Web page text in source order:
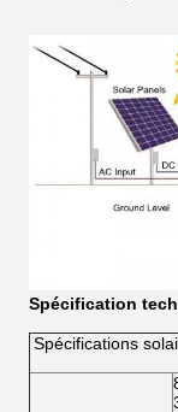
Spécification
Spécifications